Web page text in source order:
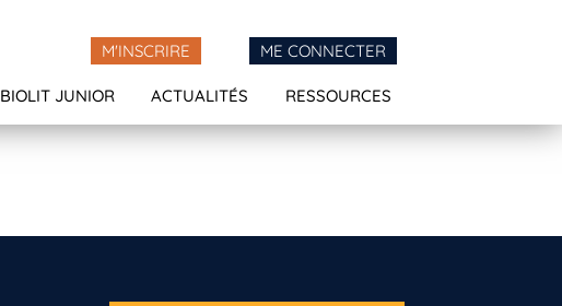
M'INSCRIRE ME CONNECTER
BIOLIT JUNIOR ACTUALITÉS RESSOURCES